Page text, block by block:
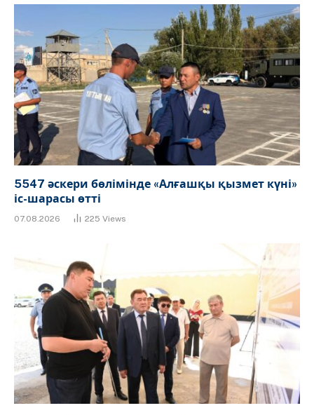
5547 әскери бөлімінде «Алғашқы қызмет күні»
іс-шарасы өтті
07.08.2026 225 Views